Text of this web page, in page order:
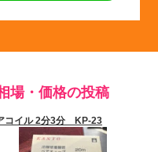
場・価格の投稿
コイル 2分3分 KP-23